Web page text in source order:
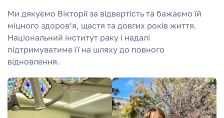
Ми дякуємо Вікторії за відвертість та бажаємо їй
міцного здоров’я, щастя та довгих років життя.
Національний інститут раку і надалі
підтримуватиме її на шляху до повного
відновлення.